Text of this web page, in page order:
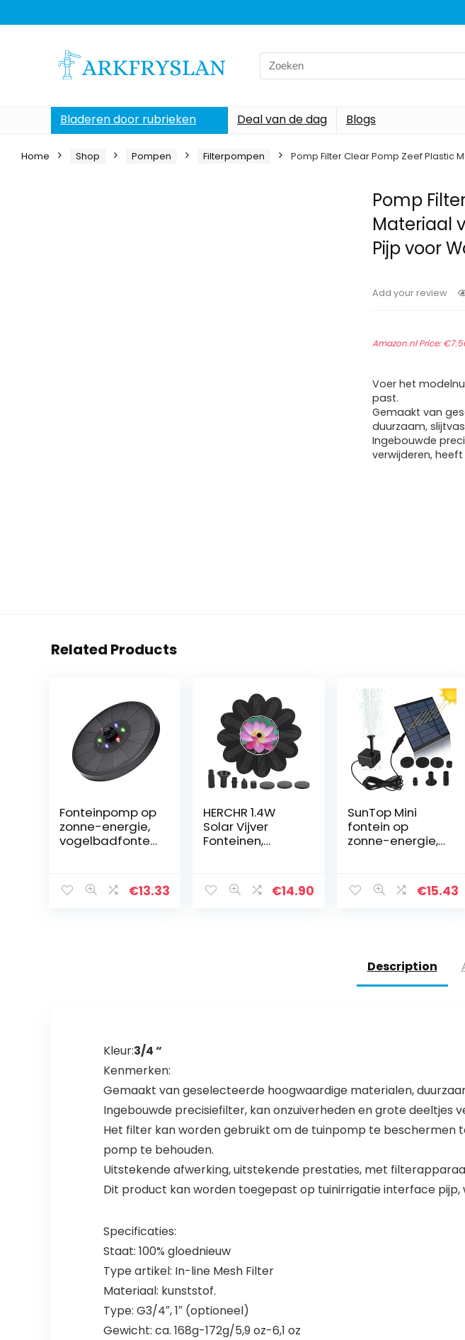
Search
for:
Bladeren door rubrieken Deal van de dag Blogs
Home Shop Pompen Filterpompen Pomp Filter Clear Pomp Zeef Plastic
Pomp
Materiaal
Pijp voor
Add your review
Amazon.nl Price:€
Voer het
past.
Gemaakt van
duurzaam,
Ingebouwde
verwijderen,
Related Products
Fonteinpomp op
zonne-energie,
vogelbadfontei
voor vogelbad,
vijver, zwembad
€13.33
HERCHR 1.4W
Solar Vijver
Fonteinen,
Pomp voor
Buitenshuis Tuin
€14.90
SunTop Mini
fontein op
zonne-energie,
borstelloze
zonnepomp,
zonnepaneel,
fontein
€15.43
Description
Kleur:3/4 “
Kenmerken:
Gemaakt van geselecteerde hoogwaardige materialen,
Ingebouwde precisiefilter, kan onzuiverheden en grote deeltjes
Het filter kan worden gebruikt om de tuinpomp te beschermen
pomp te behouden.
Uitstekende afwerking, uitstekende prestaties, met
Dit product kan worden toegepast op tuinirrigatie interface
Specificaties:
Staat: 100% gloednieuw
Type artikel: In-line Mesh Filter
Materiaal: kunststof.
Type: G3/4″, 1″ (optioneel)
Gewicht: ca. 168g-172g/5,9 oz-6,1 oz